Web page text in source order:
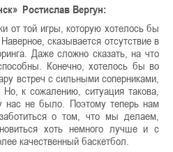
Ростислав Вергун:
от той игры, которую хотелось бы
сказывается отсутствие в
Даже сложно сказать, на что
Конечно, хотелось бы во
встреч с сильными соперниками,
к сожалению, ситуация такова,
нас не было. Поэтому теперь нам
о том, что мы делаем,
хоть немного лучше и с
качественный баскетбол.